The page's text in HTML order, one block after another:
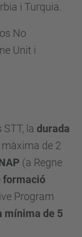
i Turquia.
No
Unit i
la durada
màxima de 2
(a Regne
formació
Program
mínima de 5